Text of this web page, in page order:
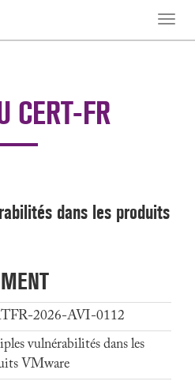
Toggle
CERT-FR
dans les produits
2026-AVI-0112
vulnérabilités dans les
VMware